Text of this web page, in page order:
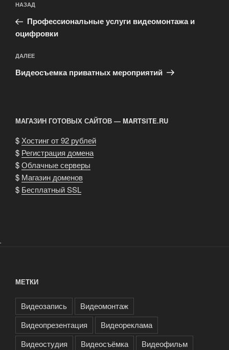
по
записям
Предыдущая
запись:
НАЗАД
Профессиональные услуги видеомонтажа и
оцифровки
Следующая
запись
ДАЛЕЕ
Видеосъемка приватных мероприятий
МАГАЗИН ГОТОВЫХ САЙТОВ — MARTSITE.RU
$Хостинг от 92 рублей
$ Регистрация домена
$Облачные серверы
$ Магазин доменов
$ Бесплатный SSL
.
МЕТКИ
Видеозапись
Видеомонтаж
Видеопрезентация
Видеореклама
Видеостудия
Видеосъёмка
Видеофильм